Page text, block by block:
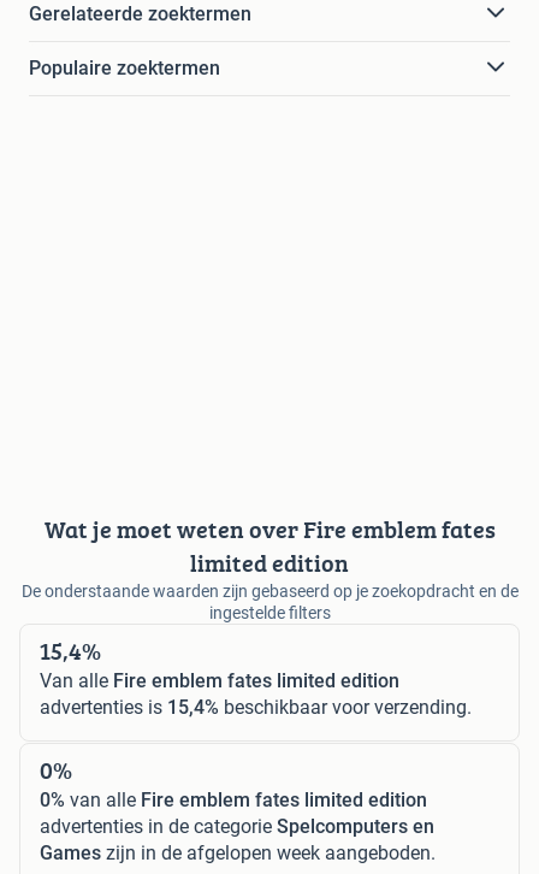
Gerelateerde zoektermen
Populaire zoektermen
Wat je moet weten over Fire emblem fates
limited edition
De onderstaande waarden zijn gebaseerd op je zoekopdracht en de
ingestelde filters
15,4%
Van alle Fire emblem fates limited edition
advertenties is 15,4% beschikbaar voor verzending.
0%
0% van alle Fire emblem fates limited edition
advertenties in de categorie Spelcomputers en
Games zijn in de afgelopen week aangeboden.